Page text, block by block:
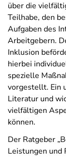
über die
Teilhabe, den
Aufgaben des
Arbeitgebern.
Inklusion
hierbei
spezielle
vorgestellt. Ein
Literatur und
vielfältigen
können.
Der Ratgeber
Leistungen und